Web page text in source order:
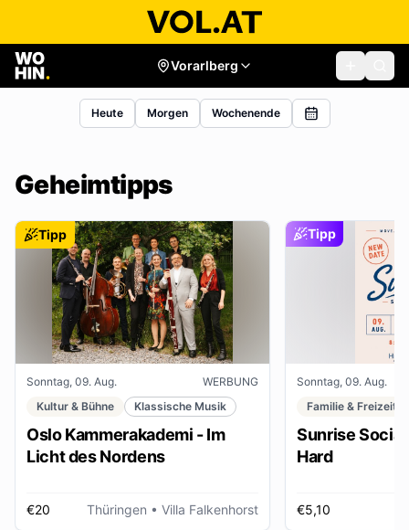
Vorarlberg
Heute Morgen Wochenende
Geheimtipps
Tipp
Sonntag, 09. Aug.
WERBUNG
Kultur & Bühne
Klassische Musik
Oslo Kammerakademi - Im
Licht des Nordens
€20 Thüringen • Villa Falkenhorst
Tipp
Sonntag, 09. Aug.
Familie & Freizeit
Sunrise
Hard
€5,10